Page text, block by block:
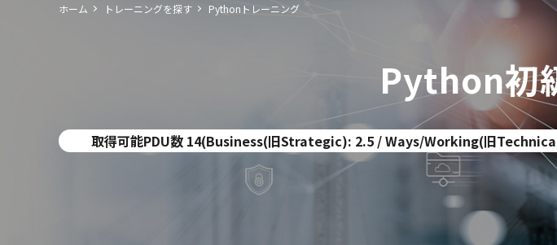
ホーム トレーニングを探す Pythonトレーニング
Python初
取得可能PDU数 14(Business(旧Strategic): 2.5 / Ways/Working(旧